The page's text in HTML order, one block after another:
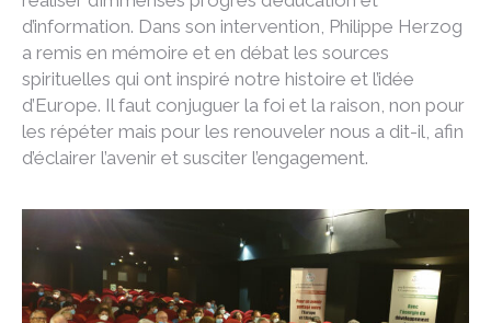
d’information. Dans son intervention, Philippe Herzog
a remis en mémoire et en débat les sources
spirituelles qui ont inspiré notre histoire et l’idée
d’Europe. Il faut conjuguer la foi et la raison, non pour
les répéter mais pour les renouveler nous a dit-il, afin
d’éclairer l’avenir et susciter l’engagement.